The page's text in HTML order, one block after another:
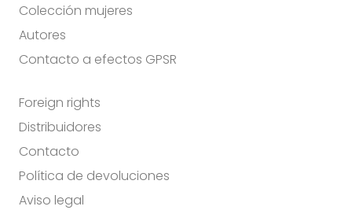
Colección mujeres
Autores
Contacto a efectos GPSR
Foreign rights
Distribuidores
Contacto
Política de devoluciones
Aviso legal